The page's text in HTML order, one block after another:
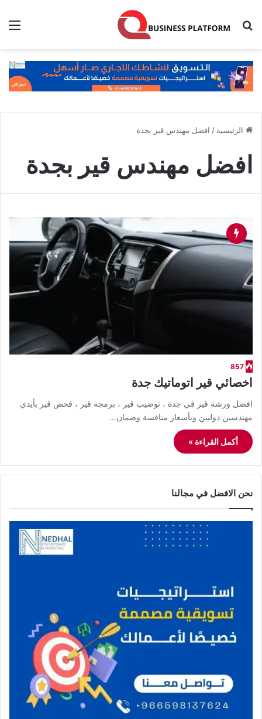
بحث عن
الرئيسية / افضل مهندس قير بجدة
افضل مهندس قير بجدة
857
اخصائي قير اتوماتيك جدة
افضل ورشة قير في جدة ، توضيب قير ، برمجة قير ، فحص قير بأيدي
مهندسين دوليين وبأسعار منافسة وضمان…
أكمل القراءة »
نحن الافضل في مجالنا